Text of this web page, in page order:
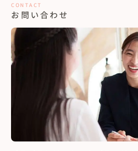
CONTACT
お問い合わせ